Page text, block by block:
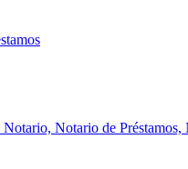
Notario, Notario de Préstamos,